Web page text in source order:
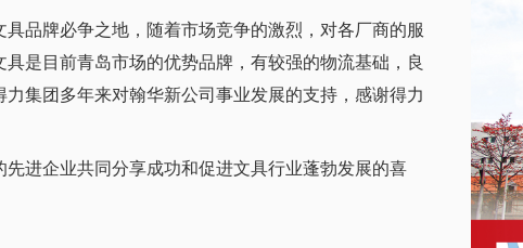
牌必争之地，随着市场竞争的激烈，对各厂商的服
是目前青岛市场的优势品牌，有较强的物流基础，良
集团多年来对翰华新公司事业发展的支持，感谢得力
企业共同分享成功和促进文具行业蓬勃发展的喜